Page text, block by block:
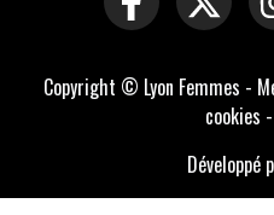
Copyright © Lyon Femmes -
cookies -
Développé